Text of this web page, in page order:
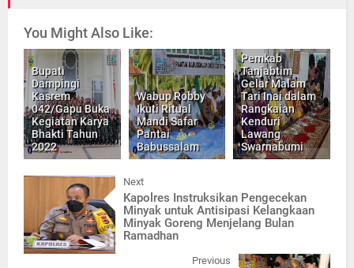
You Might Also Like:
Bupati
Dampingi
Kasrem
042/Gapu Buka
Kegiatan Karya
Bhakti Tahun
2022
Wabup Robby
Ikuti Ritual
Mandi Safar
Pantai
Babussalam
Pemkab
Tanjabtim
Gelar Malam
Tari Inai dalam
Rangkaian
Kenduri
Lawang
Swarnabumi
Next
Kapolres Instruksikan Pengecekan
Minyak untuk Antisipasi Kelangkaan
Minyak Goreng Menjelang Bulan
Ramadhan
Previous